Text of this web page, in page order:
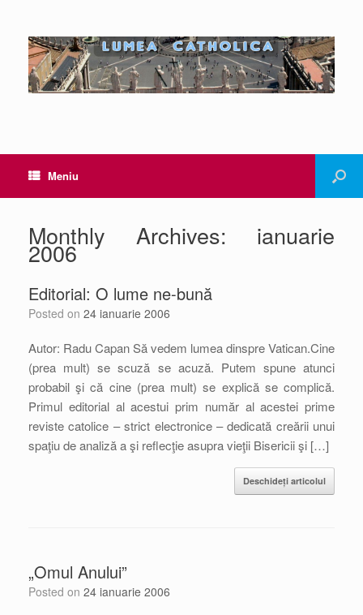
Meniu
Monthly Archives: ianuarie
2006
Editorial: O lume ne-bună
Posted on 24 ianuarie 2006
Autor: Radu Capan Să vedem lumea dinspre Vatican.Cine
(prea mult) se scuză se acuză. Putem spune atunci
probabil şi că cine (prea mult) se explică se complică.
Primul editorial al acestui prim număr al acestei prime
reviste catolice – strict electronice – dedicată creării unui
spaţiu de analiză a şi reflecţie asupra vieţii Bisericii şi […]
Deschideți articolul
„Omul Anului”
Posted on 24 ianuarie 2006